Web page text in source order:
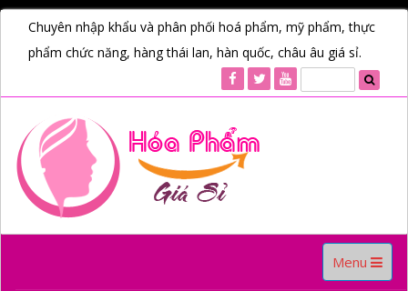
Chuyên nhập khẩu và phân phối hoá phẩm, mỹ phẩm, thực
phẩm chức năng, hàng thái lan, hàn quốc, châu âu giá sỉ.
Toggle
navigation
Menu